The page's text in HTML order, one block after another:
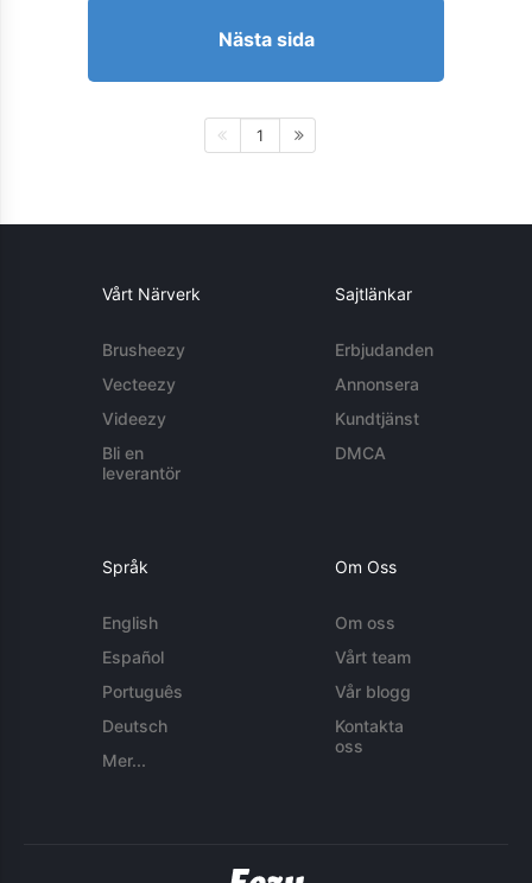
Nästa sida
1
Vårt Närverk
Brusheezy
Vecteezy
Videezy
Bli en
leverantör
Sajtlänkar
Erbjudanden
Annonsera
Kundtjänst
DMCA
Språk
English
Español
Português
Deutsch
Mer...
Om Oss
Om oss
Vårt team
Vår blogg
Kontakta
oss